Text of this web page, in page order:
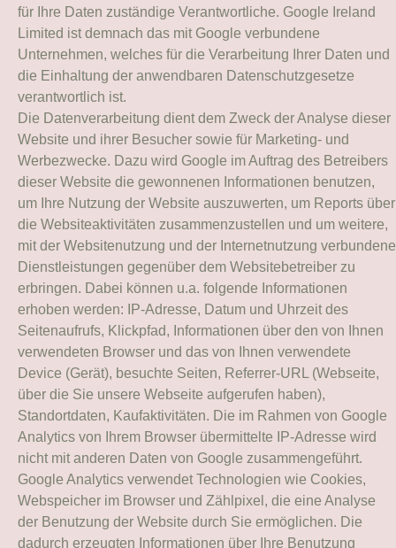
für Ihre Daten zuständige Verantwortliche. Google Ireland
Limited ist demnach das mit Google verbundene
Unternehmen, welches für die Verarbeitung Ihrer Daten und
die Einhaltung der anwendbaren Datenschutzgesetze
verantwortlich ist.
Die Datenverarbeitung dient dem Zweck der Analyse dieser
Website und ihrer Besucher sowie für Marketing- und
Werbezwecke. Dazu wird Google im Auftrag des Betreibers
dieser Website die gewonnenen Informationen benutzen,
um Ihre Nutzung der Website auszuwerten, um Reports über
die Websiteaktivitäten zusammenzustellen und um weitere,
mit der Websitenutzung und der Internetnutzung verbundene
Dienstleistungen gegenüber dem Websitebetreiber zu
erbringen. Dabei können u.a. folgende Informationen
erhoben werden: IP-Adresse, Datum und Uhrzeit des
Seitenaufrufs, Klickpfad, Informationen über den von Ihnen
verwendeten Browser und das von Ihnen verwendete
Device (Gerät), besuchte Seiten, Referrer-URL (Webseite,
über die Sie unsere Webseite aufgerufen haben),
Standortdaten, Kaufaktivitäten. Die im Rahmen von Google
Analytics von Ihrem Browser übermittelte IP-Adresse wird
nicht mit anderen Daten von Google zusammengeführt.
Google Analytics verwendet Technologien wie Cookies,
Webspeicher im Browser und Zählpixel, die eine Analyse
der Benutzung der Website durch Sie ermöglichen. Die
dadurch erzeugten Informationen über Ihre Benutzung